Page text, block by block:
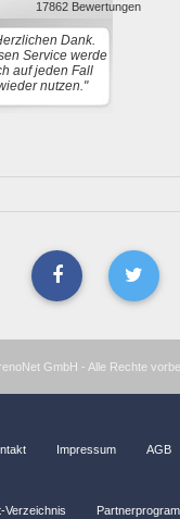
17862 Bewertungen
Dank.
Service werde
auf jeden Fall
nutzen."
GmbH - Alle Rechte
Impressum AGB
Verzeichnis